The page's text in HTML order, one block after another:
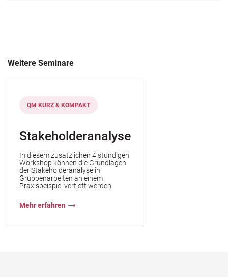
Weitere Seminare
QM KURZ & KOMPAKT
Stakeholderanalyse
In diesem zusätzlichen 4 stündigen
Workshop können die Grundlagen
der Stakeholderanalyse in
Gruppenarbeiten an einem
Praxisbeispiel vertieft werden
Mehr erfahren